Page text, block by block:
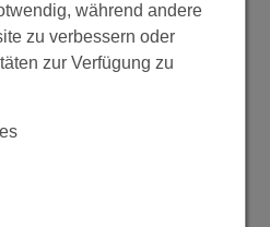
dafür sind:
zweitens verstehen,
brauchen und was sie
auch klar sein
Universität wie
und was hingegen
während andere
zu verbessern oder
zur Verfügung zu